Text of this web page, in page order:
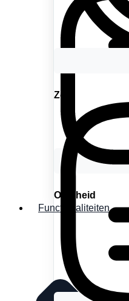
Overheid
Functionaliteiten
Zorg